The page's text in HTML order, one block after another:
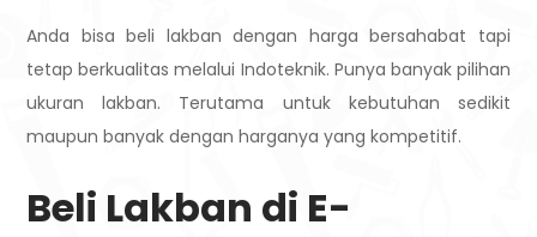
Anda bisa beli lakban dengan harga bersahabat tapi
tetap berkualitas melalui Indoteknik. Punya banyak pilihan
ukuran lakban. Terutama untuk kebutuhan sedikit
maupun banyak dengan harganya yang kompetitif.
Beli Lakban di E-